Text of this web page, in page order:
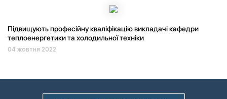
Підвищують професійну кваліфікацію викладачі кафедри
теплоенергетики та холодильної техніки
04 жовтня 2022